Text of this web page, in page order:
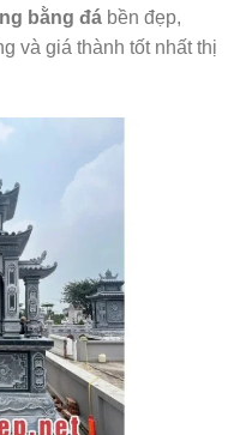
bằng đá bền đẹp,
và giá thành tốt nhất thị